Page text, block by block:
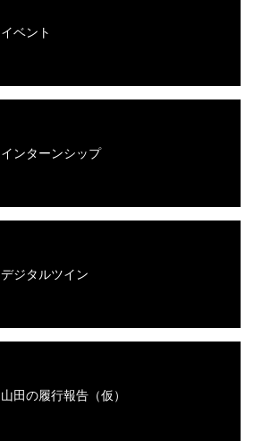
イベント
インターンシップ
デジタルツイン
山田の履行報告（仮）